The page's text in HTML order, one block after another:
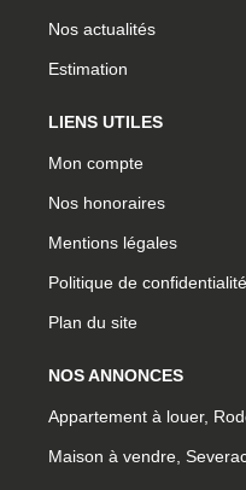
Nos actualités
Estimation
LIENS UTILES
Mon compte
Nos honoraires
Mentions légales
Politique de confidentialité
Plan du site
NOS ANNONCES
Appartement à louer,
Maison à vendre,